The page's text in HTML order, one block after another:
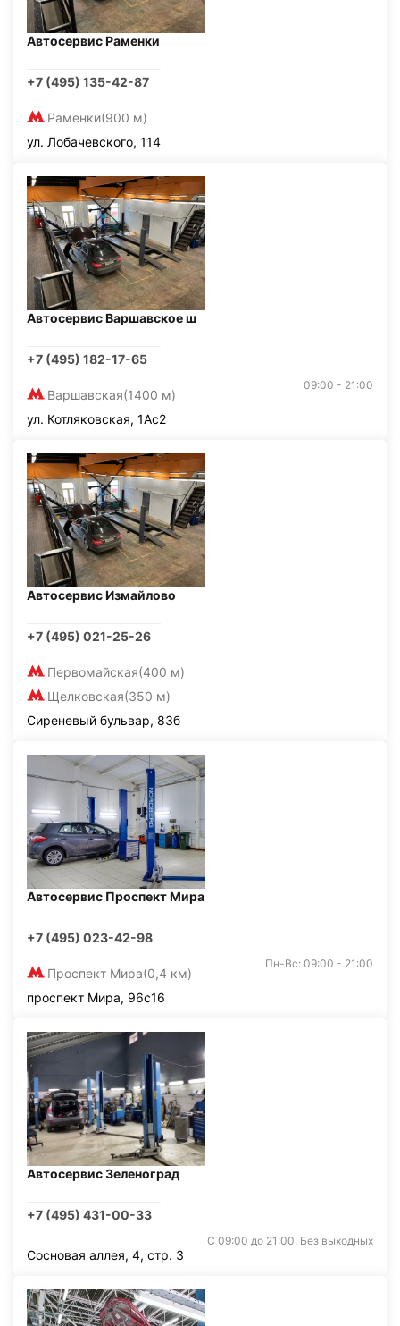
Автосервис Раменки
+7 (495) 135-42-87
Раменки(900 м)
ул. Лобачевского, 114
Автосервис Варшавское ш
+7 (495) 182-17-65
Варшавская(1400 м)
09:00 - 21:00
ул. Котляковская, 1Ас2
Автосервис Измайлово
+7 (495) 021-25-26
Первомайская(400 м)
Щелковская(350 м)
Сиреневый бульвар, 83б
Автосервис Проспект Мира
+7 (495) 023-42-98
Проспект Мира(0,4 км)
Пн-Вс: 09:00 - 21:00
проспект Мира, 96с16
Автосервис Зеленоград
+7 (495) 431-00-33
С 09:00 до 21:00. Без выходных
Сосновая аллея, 4, стр. 3